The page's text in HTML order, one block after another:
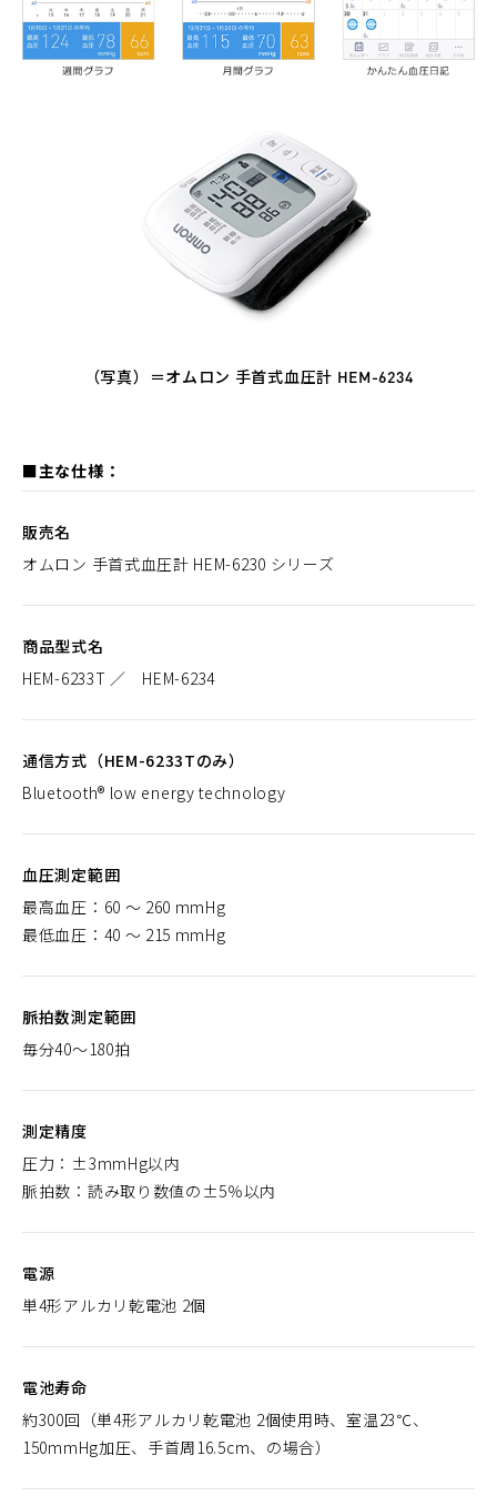
（写真）＝オムロン 手首式血圧計 HEM-6234
■主な仕様：
販売名
オムロン 手首式血圧計 HEM-6230 シリーズ
商品型式名
HEM-6233T ／ HEM-6234
通信方式（HEM-6233Tのみ）
Bluetooth® low energy technology
血圧測定範囲
最高血圧：60 ～ 260 mmHg
最低血圧：40 ～ 215 mmHg
脈拍数測定範囲
毎分40～180拍
測定精度
圧力：±3mmHg以内
脈拍数：読み取り数値の±5％以内
電源
単4形アルカリ乾電池 2個
電池寿命
約300回（単4形アルカリ乾電池 2個使用時、室温23℃、
150mmHg加圧、手首周16.5cm、の場合）